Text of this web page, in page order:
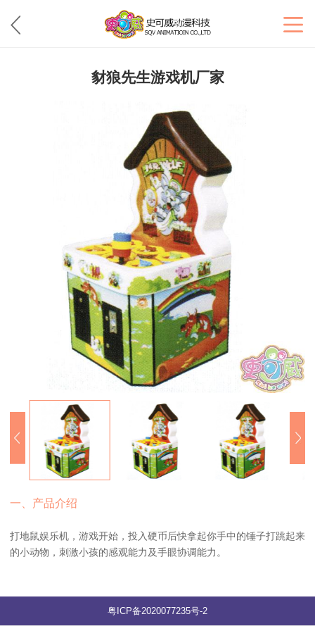
豺狼先生游戏机厂家
一、产品介绍
打地鼠娱乐机，游戏开始，投入硬币后快拿起你手中的锤子打跳起来
的小动物，刺激小孩的感观能力及手眼协调能力。
粤ICP备2020077235号-2